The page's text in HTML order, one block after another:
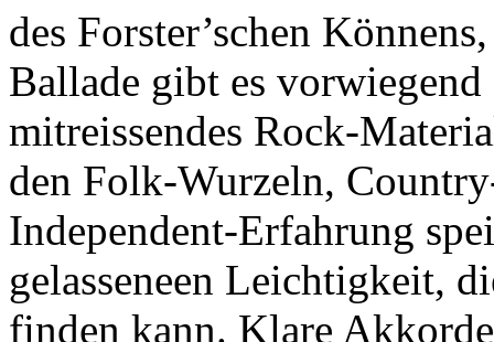
des Forster’schen
Ballade gibt es vorwiegend
mitreissendes Rock-
den Folk-Wurzeln,
Independent-Erfahrung
gelasseneen Leichtigkeit,
finden kann. Klare